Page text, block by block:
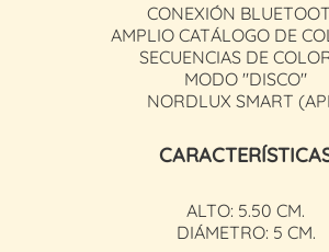
CONEXIÓN
AMPLIO CATÁLOGO DE
SECUENCIAS DE
MODO "DISCO"
NORDLUX SMART
ALTO: 5.50 CM.
DIÁMETRO: 5 CM.